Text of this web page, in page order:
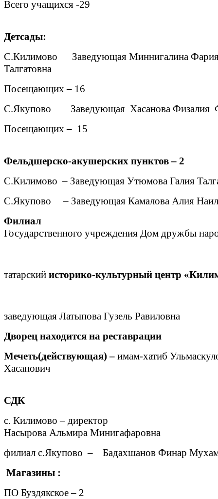
Всего учащихся -29
Детсады:
С.Килимово
Заведующая Миннигалина
Талгатовна
Посещающих – 16
С.Якупово
Заведующая Хасанова Физалия
Посещающих – 15
Фельдшерско-акушерских пунктов – 2
С.Килимово – Заведующая Утюмова Галия
С.Якупово
– Заведующая Камалова Алия
Филиал
Государственного учреждения Дом дружбы
татарский историко-культурный центр
заведующая Латыпова Гузель Равиловна
Дворец находится на реставрации
Мечеть(действующая) – имам-хатиб
Хасанович
СДК
с. Килимово – директор
Насырова Альмира Минигафаровна
филиал с.Якупово –
Бадахшанов Финар
Магазины :
ПО Буздякское – 2